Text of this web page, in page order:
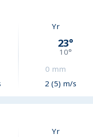
Yr
23°
10°
0 mm
2 (5) m/s
Yr